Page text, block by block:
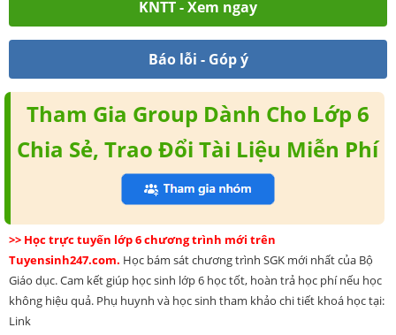
KNTT - Xem ngay
Báo lỗi - Góp ý
Tham Gia Group Dành Cho Lớp 6
Chia Sẻ, Trao Đổi Tài Liệu Miễn Phí
>> Học trực tuyến lớp 6 chương trình mới trên
Tuyensinh247.com. Học bám sát chương trình SGK mới nhất của Bộ
Giáo dục. Cam kết giúp học sinh lớp 6 học tốt, hoàn trả học phí nếu học
không hiệu quả. Phụ huynh và học sinh tham khảo chi tiết khoá học tại:
Link